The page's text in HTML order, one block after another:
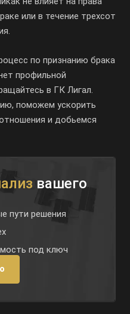
или в течение трехсот
по признанию брака
профильной
в ГК Лигал.
поможем ускорить
и добьемся
вашего
пути решения
под ключ